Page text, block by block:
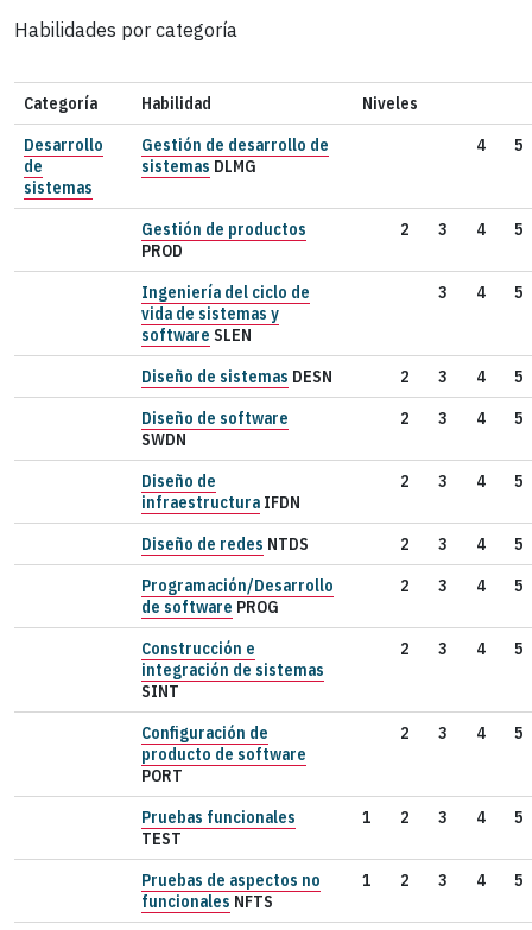
Habilidades por categoría
Categoría Habilidad
Niveles
Desarrollo
de
sistemas
Gestión de desarrollo de
sistemas DLMG
4 5
Gestión de productos
PROD
2 3 4 5
Ingeniería del ciclo de
vida de sistemas y
software SLEN
3 4 5
Diseño de sistemas DESN 2 3 4
5
Diseño de software
SWDN
2 3 4 5
Diseño de
infraestructura IFDN
2 3 4 5
Diseño de redes NTDS 2 3 4
5
Programación/Desarrollo
de software PROG
2 3 4 5
Construcción e
integración de sistemas
SINT
2 3 4 5
Configuración de
producto de software
PORT
2 3 4 5
Pruebas funcionales
TEST
1 2 3 4 5
Pruebas de aspectos no
funcionales NFTS
1 2 3 4 5